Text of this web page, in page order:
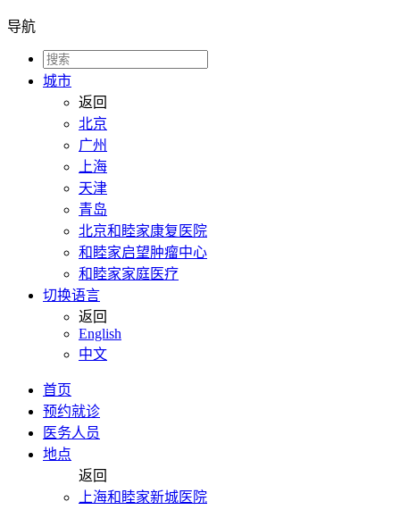
导航
城市
返回
北京
广州
上海
天津
青岛
北京和睦家康复医院
和睦家启望肿瘤中心
和睦家家庭医疗
切换语言
返回
English
中文
首页
预约就诊
医务人员
地点
返回
上海和睦家新城医院